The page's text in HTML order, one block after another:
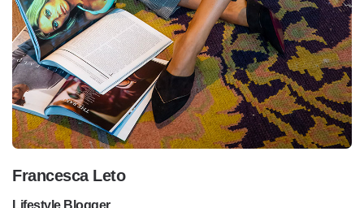
Francesca Leto